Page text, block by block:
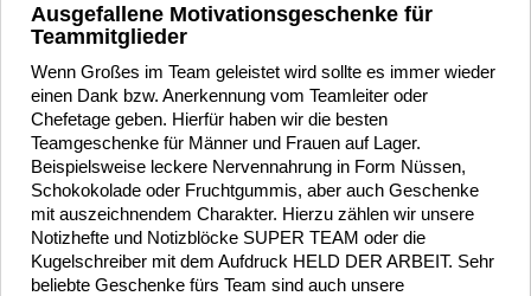
Ausgefallene Motivationsgeschenke für
Teammitglieder
Wenn Großes im Team geleistet wird sollte es immer wieder
einen Dank bzw. Anerkennung vom Teamleiter oder
Chefetage geben. Hierfür haben wir die besten
Teamgeschenke für Männer und Frauen auf Lager.
Beispielsweise leckere Nervennahrung in Form Nüssen,
Schokokolade oder Fruchtgummis, aber auch Geschenke
mit auszeichnendem Charakter. Hierzu zählen wir unsere
Notizhefte und Notizblöcke SUPER TEAM oder die
Kugelschreiber mit dem Aufdruck HELD DER ARBEIT. Sehr
beliebte Geschenke fürs Team sind auch unsere